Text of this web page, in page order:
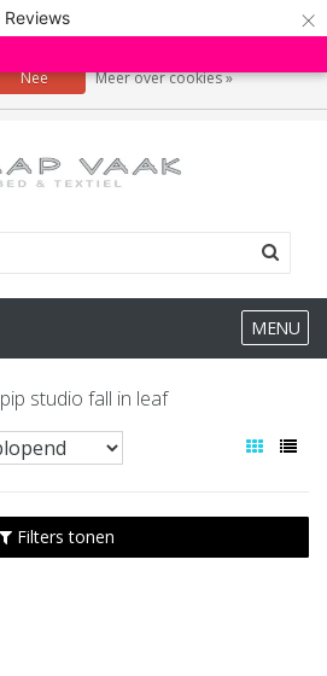
Reviews ×
MENU
studio fall in leaf
Filters tonen
website te verbeteren. Is dat akkoord?
Nee Meer over cookies »